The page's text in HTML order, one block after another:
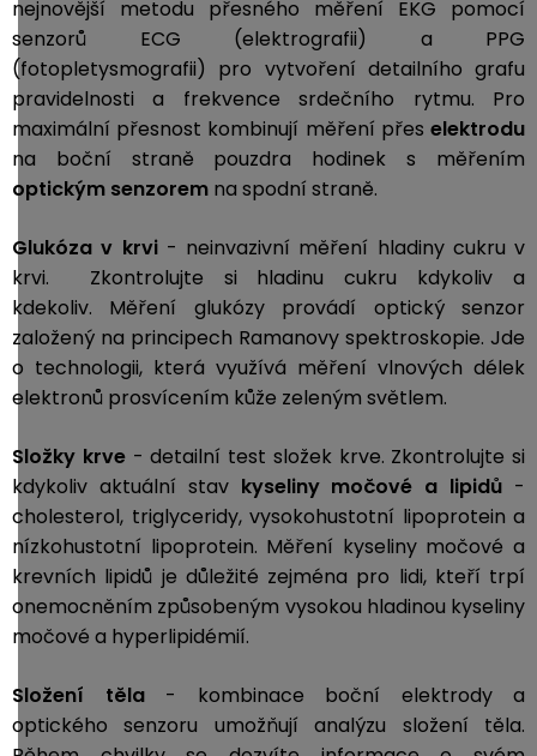
nejnovější metodu přesného měření EKG pomocí
senzorů ECG (elektrografii) a PPG
(fotopletysmografii) pro vytvoření detailního grafu
pravidelnosti a frekvence srdečního rytmu. Pro
maximální přesnost kombinují měření přes elektrodu
na boční straně pouzdra hodinek s měřením
optickým senzorem na spodní straně.
Glukóza v krvi- neinvazivní měření hladiny cukru v
krvi. Zkontrolujte si hladinu cukru kdykoliv a
kdekoliv. Měření glukózy provádí optický senzor
založený na principech Ramanovy spektroskopie. Jde
o technologii, která využívá měření vlnových délek
elektronů prosvícením kůže zeleným světlem.
Složky krve- detailní test složek krve. Zkontrolujte si
kdykoliv aktuální stav kyseliny močové a lipidů -
cholesterol, triglyceridy, vysokohustotní lipoprotein a
nízkohustotní lipoprotein. Měření kyseliny močové a
krevních lipidů je důležité zejména pro lidi, kteří trpí
onemocněním způsobeným vysokou hladinou kyseliny
močové a hyperlipidémií.
Složení těla- kombinace boční elektrody a
optického senzoru umožňují analýzu složení těla.